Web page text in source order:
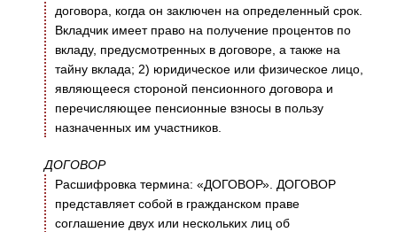
договора, когда он заключен на определенный срок.
Вкладчик имеет право на получение процентов по
вкладу, предусмотренных в договоре, а также на
тайну вклада; 2) юридическое или физическое лицо,
являющееся стороной пенсионного договора и
перечисляющее пенсионные взносы в пользу
назначенных им участников.
ДОГОВОР
Расшифровка термина: «ДОГОВОР». ДОГОВОР
представляет собой в гражданском праве
соглашение двух или нескольких лиц об